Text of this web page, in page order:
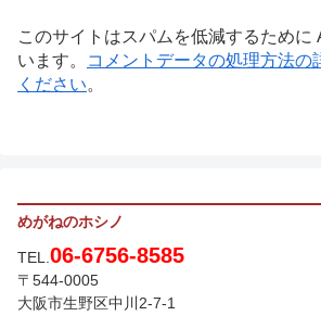
このサイトはスパムを低減するために
います。
コメントデータの処理方法の
ください。
めがねのホシノ
TEL.06-6756-8585
〒544-0005
大阪市生野区中川2-7-1